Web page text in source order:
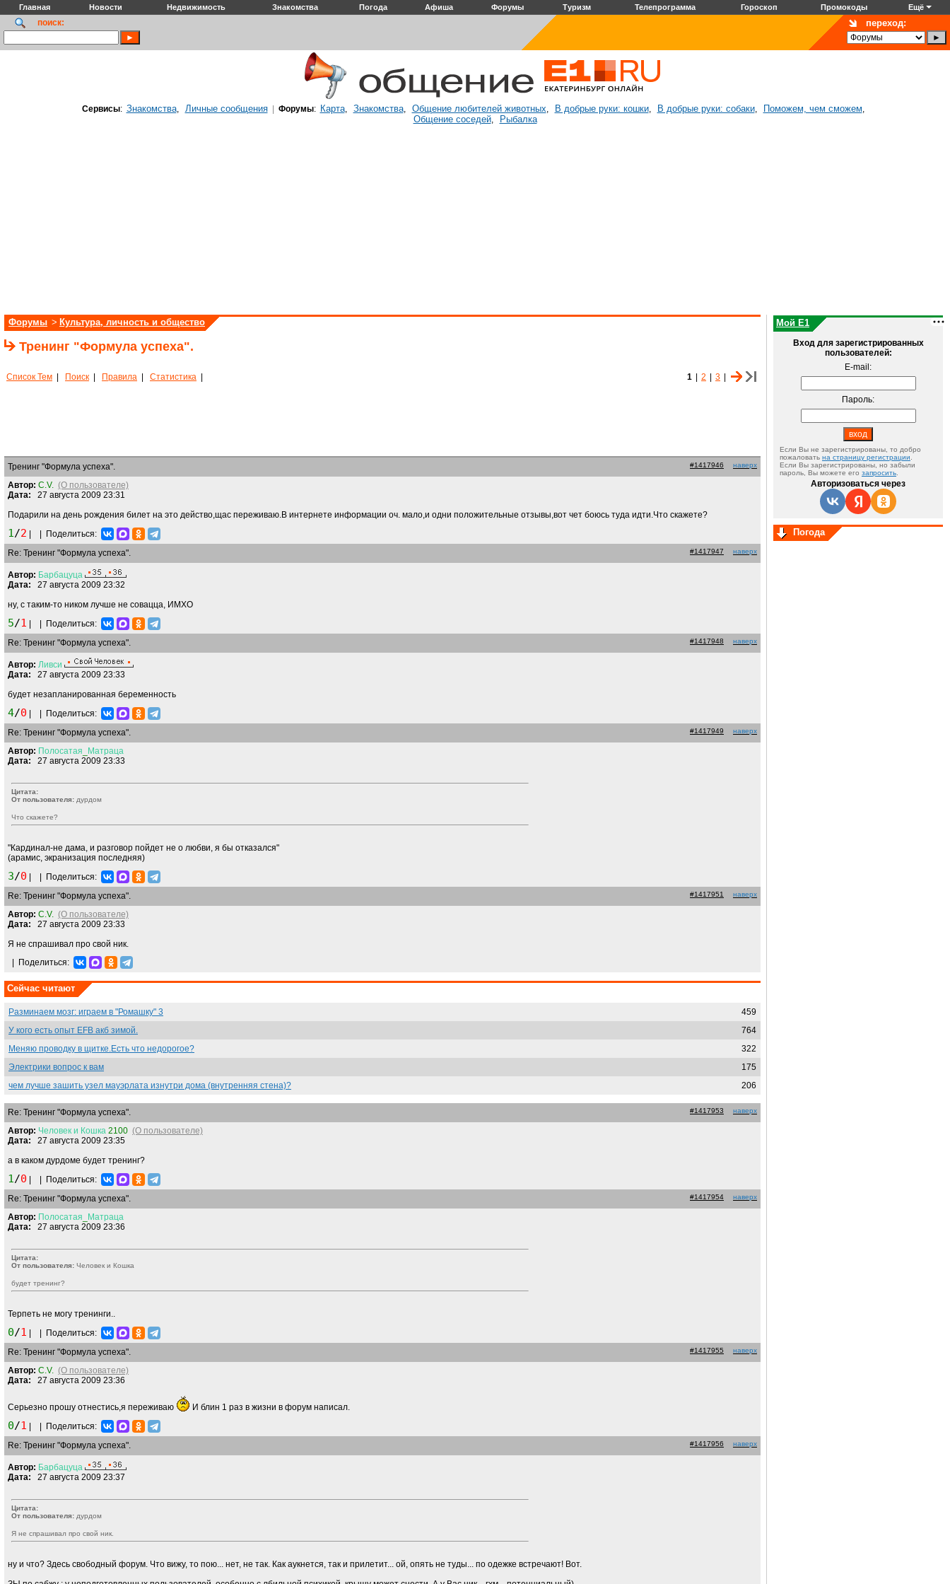
Главная Новости Недвижимость Знакомства Погода Афиша Форумы Туризм Телепрограмма Гороскоп Промокоды Ещё
поиск: переход:
Сервисы: Знакомства, Личные сообщения| Форумы: Карта, Знакомства, Общение любителей животных, В добрые руки: кошки, В добрые руки: собаки, Поможем, чем сможем,
Общение соседей, Рыбалка
Форумы > Культура, личность и общество
Тренинг "Формула успеха".
Список Тем Поиск Правила Статистика 1 2 3
Тренинг "Формула успеха". #1417946 наверх
Автор: C.V. (О пользователе)
Дата: 27 августа 2009 23:31
Подарили на день рождения билет на это действо,щас переживаю.В интернете информации оч. мало,и одни положительные отзывы,вот чет боюсь туда идти.Что скажете?
1/2
Поделиться:
Re: Тренинг "Формула успеха".
#1417947 наверх
Автор: Барбацуца
Дата: 27 августа 2009 23:32
ну, с таким-то ником лучше не совацца, ИМХО
5/1
Поделиться:
Re: Тренинг "Формула успеха".
#1417948 наверх
Автор: Ливси
Дата: 27 августа 2009 23:33
будет незапланированная беременность
4/0
Поделиться:
Re: Тренинг "Формула успеха".
#1417949 наверх
Автор: Полосатая
Матраца
Дата: 27 августа 2009 23:33
Цитата:
От пользователя: дурдом
Что скажете?
"Кардинал-не дама, и разговор пойдет не о любви, я бы отказался"
(арамис, экранизация последняя)
3/0
Поделиться:
Re: Тренинг "Формула успеха".
#1417951 наверх
Автор: C.V. (О пользователе)
Дата: 27 августа 2009 23:33
Я не спрашивал про свой ник.
Поделиться:
Сейчас читают
Разминаем мозг: играем в "Ромашку" 3
459
У кого есть опыт EFB акб зимой.
764
Меняю проводку в щитке.Есть что недорогое?
322
Электрики вопрос к вам
175
чем лучше зашить узел мауэрлата изнутри дома (внутренняя стена)?
206
Re: Тренинг "Формула успеха". #1417953 наверх
Автор: Человек и Кошка 2100 (О пользователе)
Дата: 27 августа 2009 23:35
а в каком дурдоме будет тренинг?
1/0
Поделиться:
Re: Тренинг "Формула успеха".
#1417954 наверх
Автор: Полосатая
Матраца
Дата: 27 августа 2009 23:36
Цитата:
От пользователя: Человек и Кошка
будет тренинг?
Терпеть не могу тренинги..
0/1
Поделиться:
Re: Тренинг "Формула успеха".
#1417955 наверх
Автор: C.V. (О пользователе)
Дата: 27 августа 2009 23:36
Серьезно прошу отнестись,я переживаю И блин 1 раз в жизни в форум написал.
0/1
Поделиться:
Re: Тренинг "Формула успеха".
#1417956 наверх
Автор: Барбацуца
Дата: 27 августа 2009 23:37
Цитата:
От пользователя: дурдом
Я не спрашивал про свой ник.
ну и что? Здесь свободный форум. Что вижу, то пою... нет, не так. Как аукнется, так и прилетит... ой, опять не туды... по одежке встречают! Вот.
Мой E1
Вход для зарегистрированных
пользователей:
E-mail:
Пароль:
Если Вы не зарегистрированы, то добро
пожаловать на страницу регистрации
Если Вы зарегистрированы, но забыли
пароль, Вы можете его запросить
Авторизоваться через
Погода